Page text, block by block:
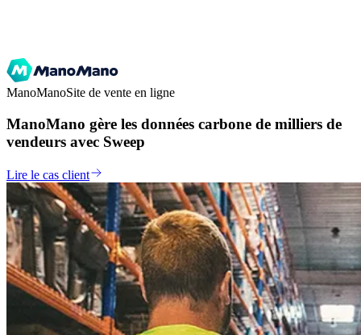
ManoManoSite de vente en ligne
ManoMano gère les données carbone de milliers de
vendeurs avec Sweep
Lire le cas client